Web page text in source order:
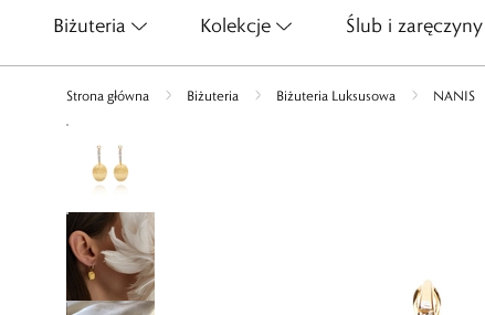
Biżuteria Kolekcje Ślub i zaręczyny
Strona główna Biżuteria Biżuteria Luksusowa NANIS